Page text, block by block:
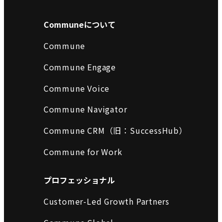
Communeについて
Commune
Commune Engage
Commune Voice
Commune Navigator
Commune CRM（旧：SuccessHub）
Commune for Work
プロフェッショナル
Customer-Led Growth Partners